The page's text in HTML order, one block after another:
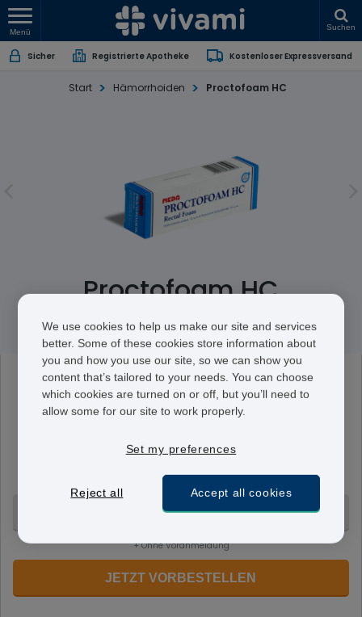
Menü
Suchen
Sicher Registrierte Apotheke Kostenloser Expressversand
Start Hämorrhoiden Proctofoam HC
Proctofoam HC
Hydrocortisone Acetate/Pramoxine Hydrochloride
Proctofoam HC
0,01
Hydrocortisonacetat und 1% des Pramocain
Hydrochlorid. Dies kann nicht öfter als vier Mal am Tag
1 Tube - 62,95 €
+ Ohne Voranmeldung
JETZT VORBESTELLEN
We use cookies to help us make our site and services
better. Some of these cookies store information about
you and how you use our site, so we can show you
content that’s tailored to your needs. You can choose
which cookies are turned on or off, but you’ll need to
allow some for our site to work properly.
Set my preferences
Reject all Accept all cookies